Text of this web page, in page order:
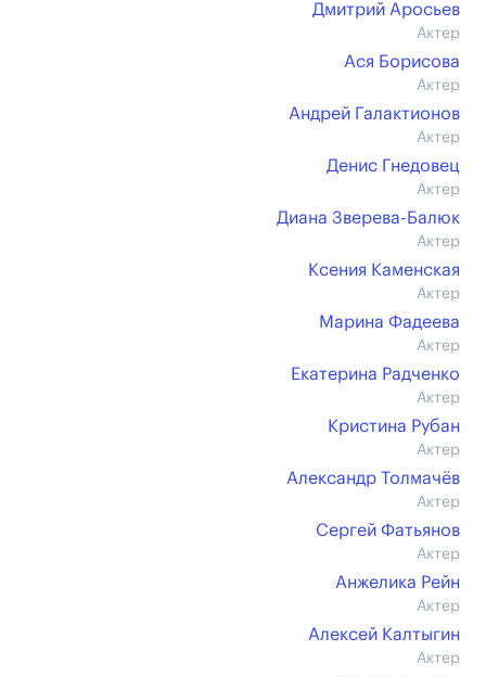
Дмитрий Аросьев
Актер
Ася Борисова
Актер
Андрей Галактионов
Актер
Денис Гнедовец
Актер
Диана Зверева-Балюк
Актер
Ксения Каменская
Актер
Марина Фадеева
Актер
Екатерина Радченко
Актер
Кристина Рубан
Актер
Александр Толмачёв
Актер
Сергей Фатьянов
Актер
Анжелика Рейн
Актер
Алексей Калтыгин
Актер